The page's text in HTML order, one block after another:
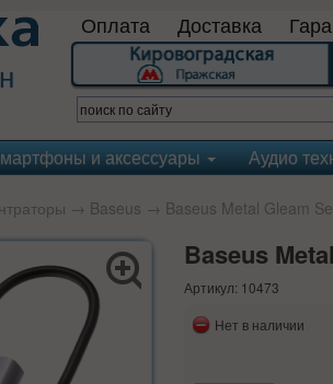
Оплата Доставка
и аксессуары Аудио
→ Baseus → Baseus Metal Gleam
Baseus
Артикул: 10473
Нет в наличии